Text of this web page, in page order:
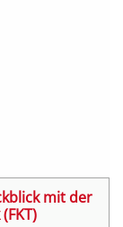
mit der